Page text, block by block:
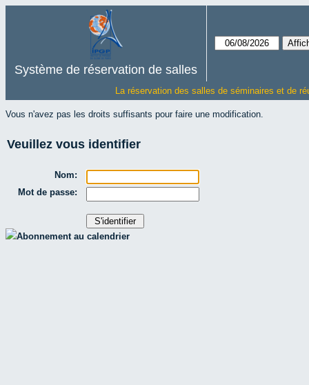
Système de réservation de salles
La réservation des salles de séminaires et de
Vous n'avez pas les droits suffisants pour faire une modification.
Veuillez vous identifier
Nom:
Mot de passe:
Abonnement au calendrier